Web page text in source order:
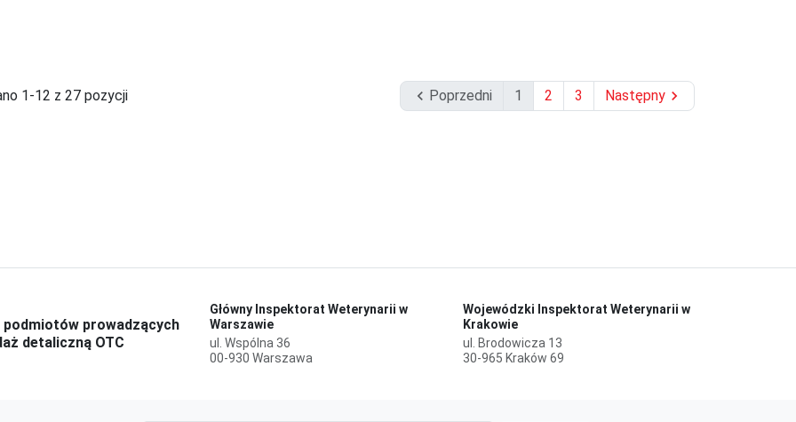
1-12 z 27 pozycji  Poprzedni 1 2 3 Następny
podmiotów prowadzących
detaliczną OTC
Główny Inspektorat Weterynarii w
Warszawie
ul. Wspólna 36
00-930 Warszawa
Wojewódzki Inspektorat Weterynarii w
Krakowie
ul. Brodowicza 13
30-965 Kraków 69